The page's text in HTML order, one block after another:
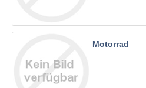
Motorrad